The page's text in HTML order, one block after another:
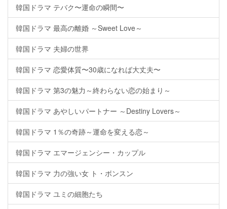
韓国ドラマ テバク〜運命の瞬間〜
韓国ドラマ 最高の離婚 ～Sweet Love～
韓国ドラマ 夫婦の世界
韓国ドラマ 恋愛体質〜30歳になれば大丈夫〜
韓国ドラマ 第3の魅力～終わらない恋の始まり～
韓国ドラマ あやしいパートナー ～Destiny Lovers～
韓国ドラマ 1％の奇跡～運命を変える恋～
韓国ドラマ エマージェンシー・カップル
韓国ドラマ 力の強い女 ト・ボンスン
韓国ドラマ ユミの細胞たち